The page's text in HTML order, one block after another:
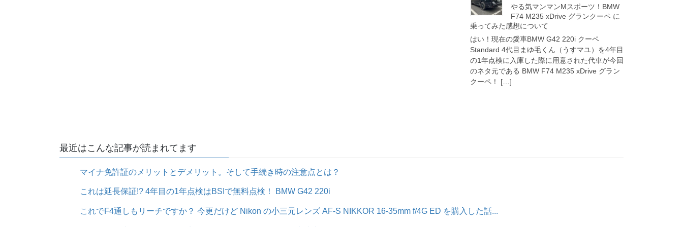
やる気マンマンMスポーツ！BMW
F74 M235 xDrive グランクーペ に
乗ってみた感想について
はい！現在の愛車BMW G42 220i クーペ
Standard 4代目まゆ毛くん（うすマユ）を4年目
の1年点検に入庫した際に用意された代車が今回
のネタ元である BMW F74 M235 xDrive グラン
クーペ！ […]
最近はこんな記事が読まれてます
マイナ免許証のメリットとデメリット。そして手続き時の注意点とは？
これは延長保証!? 4年目の1年点検はBSIで無料点検！ BMW G42 220i
これでF4通しもリーチですか？ 今更だけど Nikon の小三元レンズ AF-S NIKKOR 16-35mm f/4G ED を購入した話...